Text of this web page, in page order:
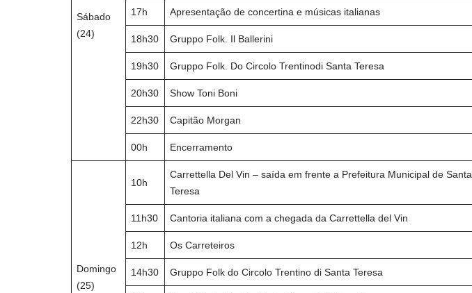
Sábado
(24)
17h Apresentação de concertina e músicas italianas
18h30 Gruppo Folk. Il Ballerini
19h30 Gruppo Folk. Do Circolo Trentinodi Santa Teresa
20h30 Show Toni Boni
22h30 Capitão Morgan
00h Encerramento
Domingo
(25)
10h
Carrettella Del Vin – saída em frente a Prefeitura Municipal de Santa
Teresa
11h30 Cantoria italiana com a chegada da Carrettella del Vin
12h Os Carreteiros
14h30 Gruppo Folk do Circolo Trentino di Santa Teresa